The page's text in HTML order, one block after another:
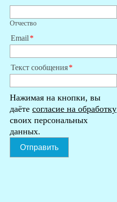
Отчество
Email
Текст сообщения
Нажимая на кнопки, вы
даёте согласие на обработку
своих персональных
данных.
Отправить